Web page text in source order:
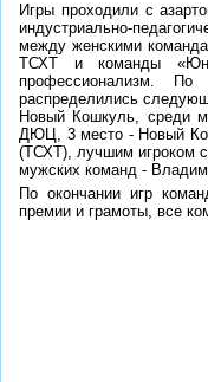
Игры проходили с
индустриально-
между женскими
ТСХТ и команды
профессионализм. По
распределились
Новый Кошкуль, среди
ДЮЦ, 3 место - Новый
(ТСХТ), лучшим игроком
мужских команд -
По окончании игр
премии и грамоты, все